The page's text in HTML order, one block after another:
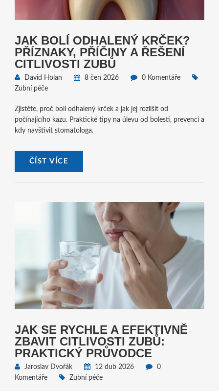
JAK BOLÍ ODHALENÝ KRČEK?
PŘÍZNAKY, PŘÍČINY A ŘEŠENÍ
CITLIVOSTI ZUBŮ
David Holan 8 čen 2026
0 Komentáře
Zubní péče
Zjistěte, proč bolí odhalený krček a jak jej rozlišit od
počínajícího kazu. Praktické tipy na úlevu od bolesti, prevenci a
kdy navštívit stomatologa.
ČÍST VÍCE
JAK SE RYCHLE A EFEKTIVNĚ
ZBAVIT CITLIVOSTI ZUBŮ:
PRAKTICKÝ PRŮVODCE
Jaroslav Dvořák 12 dub 2026
0
Komentáře
Zubní péče